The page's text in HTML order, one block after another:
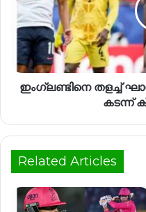
ഇംഗ്ലണ്ടിനെ തളച്ച്
കടന്ന്
Related Articles